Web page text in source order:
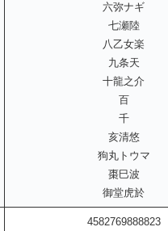
六弥ナギ
七瀬陸
八乙女楽
九条天
十龍之介
百
千
亥清悠
狗丸トウマ
棗巳波
御堂虎於
4582769888823